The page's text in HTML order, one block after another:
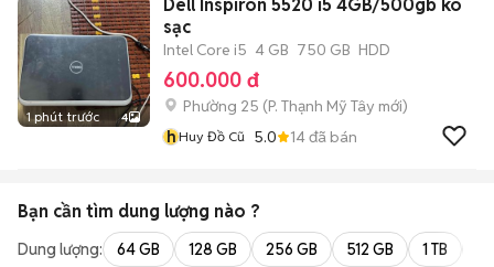
1 phút trước 4
Dell Inspiron 5520 i5 4GB/500gb ko
sạc
Intel Core i5 4 GB 750 GB HDD
600.000 đ
Phường 25 (P. Thạnh Mỹ Tây mới)
hHuy Đồ Cũ 5.0 14đã bán
Bạn cần tìm dung lượng nào ?
Dung lượng: 64 GB 128 GB 256 GB 512 GB 1 TB